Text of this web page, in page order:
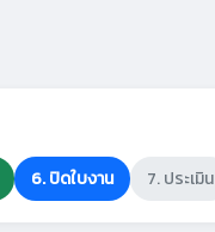
6. ปิดใบงาน 7. ประเมิน